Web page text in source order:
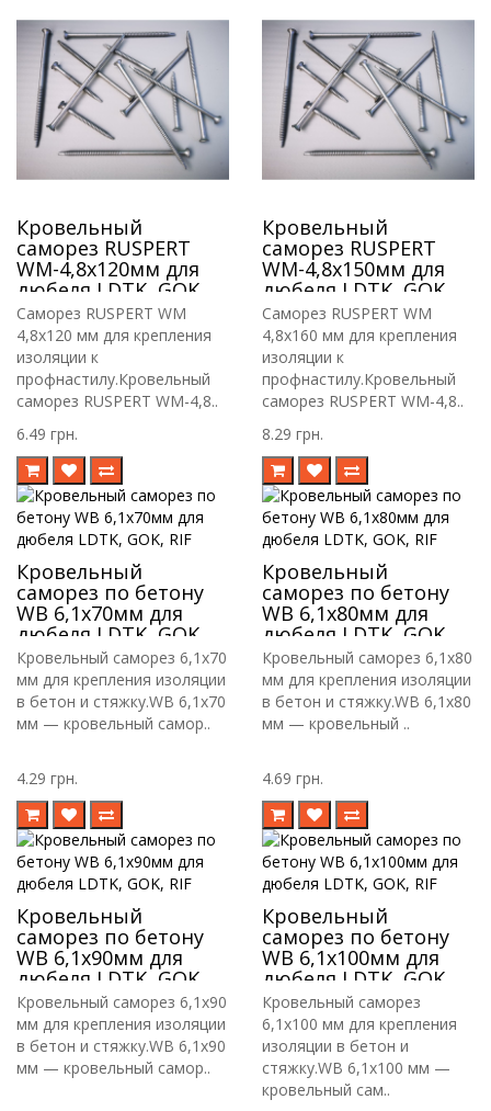
Кровельный
саморез RUSPERT
WM-4,8х120мм для
дюбеля LDTK, GOK,
RIF.
Саморез RUSPERT WM
4,8х120 мм для крепления
изоляции к
профнастилу.Кровельный
саморез RUSPERT WM-4,8..
6.49 грн.
Кровельный
саморез RUSPERT
WM-4,8х150мм для
дюбеля LDTK, GOK,
RIF.
Саморез RUSPERT WM
4,8х160 мм для крепления
изоляции к
профнастилу.Кровельный
саморез RUSPERT WM-4,8..
8.29 грн.
Кровельный
саморез по бетону
WB 6,1х70мм для
дюбеля LDTK, GOK,
RIF
Кровельный саморез 6,1х70
мм для крепления изоляции
в бетон и стяжку.WB 6,1х70
мм — кровельный самор..
4.29 грн.
Кровельный
саморез по бетону
WB 6,1х80мм для
дюбеля LDTK, GOK,
RIF
Кровельный саморез 6,1х80
мм для крепления изоляции
в бетон и стяжку.WB 6,1х80
мм — кровельный ..
4.69 грн.
Кровельный
саморез по бетону
WB 6,1х90мм для
дюбеля LDTK, GOK,
RIF
Кровельный саморез 6,1х90
мм для крепления изоляции
в бетон и стяжку.WB 6,1х90
мм — кровельный самор..
Кровельный
саморез по бетону
WB 6,1х100мм для
дюбеля LDTK, GOK,
RIF
Кровельный саморез
6,1х100 мм для крепления
изоляции в бетон и
стяжку.WB 6,1х100 мм —
кровельный сам..